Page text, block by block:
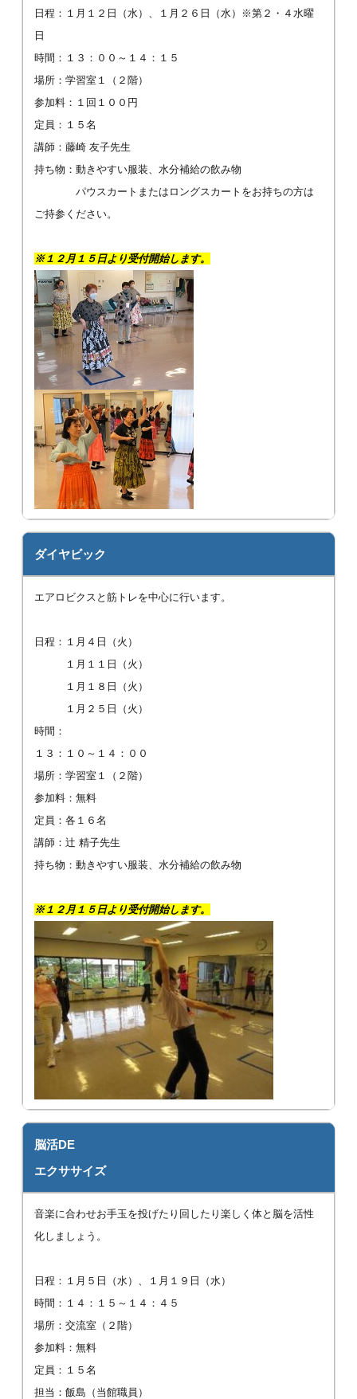
日程：１月１２日（水）、１月２６日（水）※第２・４水曜
日
時間：１３：００～１４：１５
場所：学習室１（２階）
参加料：１回１００円
定員：１５名
講師：藤崎 友子先生
持ち物：動きやすい服装、水分補給の飲み物
パウスカートまたはロングスカートをお持ちの方は
ご持参ください。
※１２月１５日より受付開始します。
ダイヤビック
エアロビクスと筋トレを中心に行います。
日程：１月４日（火）
１月１１日（火）
１月１８日（火）
１月２５日（火）
時間：
１３：１０～１４：００
場所：学習室１（２階）
参加料：無料
定員：各１６名
講師：辻 精子先生
持ち物：動きやすい服装、水分補給の飲み物
※１２月１５日より受付開始します。
脳活DE
エクササイズ
音楽に合わせお手玉を投げたり回したり楽しく体と脳を活性
化しましょう。
日程：１月５日（水）、１月１９日（水）
時間：１４：１５～１４：４５
場所：交流室（２階）
参加料：無料
定員：１５名
担当：飯島（当館職員）